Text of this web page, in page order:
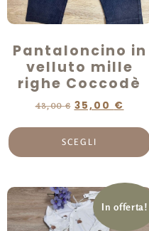
Pantaloncino in
velluto mille
righe Coccodè
43,00€ 35,00 €
SCEGLI
In offerta!